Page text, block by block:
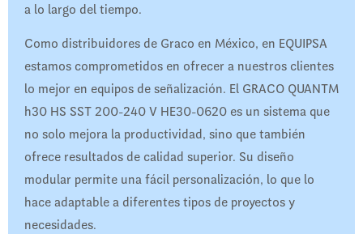
a lo largo del tiempo.
Como distribuidores de Graco en México, en EQUIPSA
estamos comprometidos en ofrecer a nuestros clientes
lo mejor en equipos de señalización. El GRACO QUANTM
h30 HS SST 200-240 V HE30-0620 es un sistema que
no solo mejora la productividad, sino que también
ofrece resultados de calidad superior. Su diseño
modular permite una fácil personalización, lo que lo
hace adaptable a diferentes tipos de proyectos y
necesidades.